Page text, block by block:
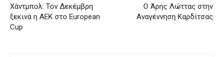
Χάντμπολ: Τον Δεκέμβρη
ξεκινά η ΑΕΚ στο European
Cup
Ο Άρης Λώττας στην
Αναγέννηση Καρδίτσας